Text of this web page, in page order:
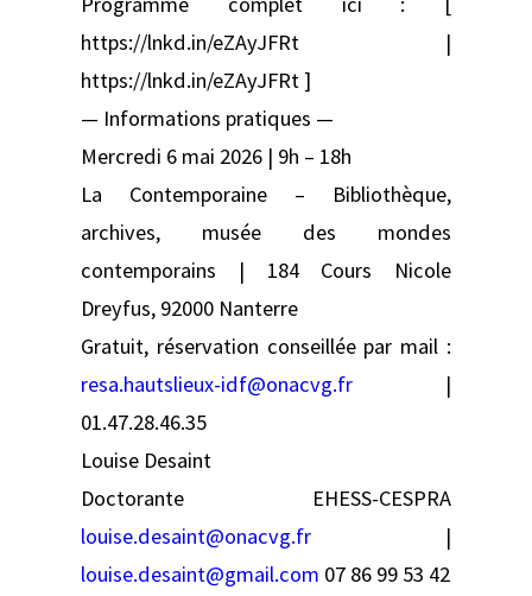
https://lnkd.in/eZAyJFRt |
https://lnkd.in/eZAyJFRt ]
— Informations pratiques —
Mercredi 6 mai 2026 | 9h – 18h
La Contemporaine – Bibliothèque,
archives, musée des mondes
contemporains | 184 Cours Nicole
Dreyfus, 92000 Nanterre
Gratuit, réservation conseillée par mail :
resa.hautslieux-idf@onacvg.fr |
01.47.28.46.35
Louise Desaint
Doctorante EHESS-CESPRA
louise.desaint@onacvg.fr |
louise.desaint@gmail.com 07 86 99 53 42